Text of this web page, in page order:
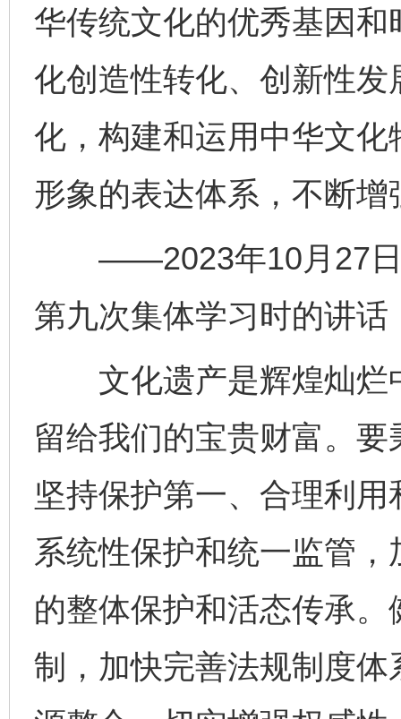
华传统文化的优秀基因
化创造性转化、创新性
化，构建和运用中华文
形象的表达体系，不断
——2023年10月27日
第九次集体学习时的讲话
文化遗产是辉煌灿烂
留给我们的宝贵财富。
坚持保护第一、合理利
系统性保护和统一监管
的整体保护和活态传承
制，加快完善法规制度